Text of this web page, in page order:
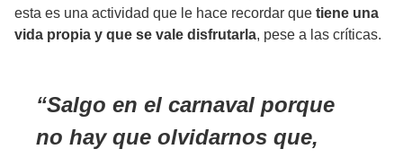
esta es una actividad que le hace recordar que tiene una
vida propia y que se vale disfrutarla, pese a las críticas.
Salgo en el carnaval porque
no hay que olvidarnos que,